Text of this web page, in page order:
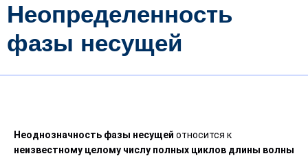
Неопределенность
фазы несущей
Неоднозначность фазы несущей относится к
неизвестному целому числу полных циклов длины волны